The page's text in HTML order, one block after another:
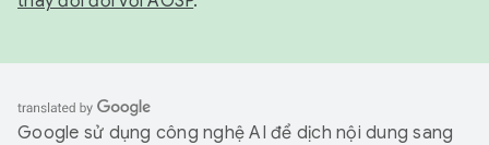
Google sử dụng công nghệ AI để dịch nội dung sang